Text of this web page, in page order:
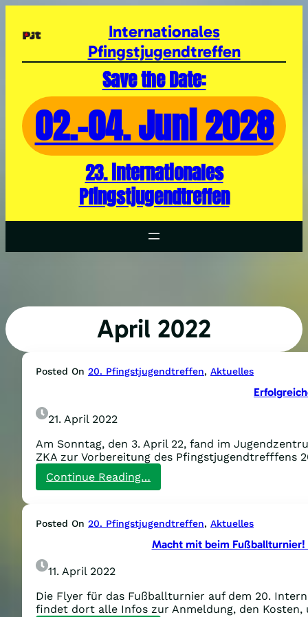
springen
Internationales
Pfingstjugendtreffen
Save the Date:
02.-04. Juni 2028
23. internationales
Pfingstjugendtreffen
April 2022
Posted On 20. Pfingstjugendtreffen, Aktuelles
21. April 2022
Am Sonntag, den 3. April 22, fand im
ZKA zur Vorbereitung des Pfingstjugendtrefffens
Continue Reading…
Erfolgreiches
Treffen!
Posted On 20. Pfingstjugendtreffen, Aktuelles
Macht mit beim
11. April 2022
Die Flyer für das Fußballturnier auf dem 20.
findet dort alle Infos zur Anmeldung, den Kosten,